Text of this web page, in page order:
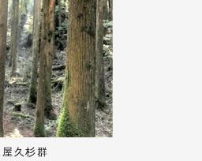
屋久杉群